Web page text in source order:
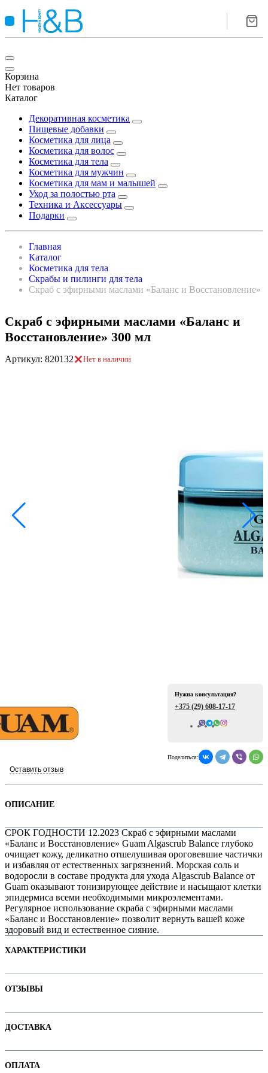
Корзина
Нет товаров
Каталог
Декоративная косметика
Пищевые добавки
Косметика для лица
Косметика для волос
Косметика для тела
Косметика для мужчин
Косметика для мам и малышей
Уход за полостью рта
Техника и Аксессуары
Подарки
Главная
Каталог
Косметика для тела
Скрабы и пилинги для тела
Скраб с эфирными маслами «Баланс и Восстановление»
Скраб с эфирными маслами «Баланс и
Восстановление» 300 мл
Артикул: 820132 Нет в наличии
Всего отзывов: 0
Оставить отзыв
Нужна консультация?
+375 (29) 608-17-17
Поделиться:
ОПИСАНИЕ
СРОК ГОДНОСТИ 12.2023 Скраб с эфирными маслами
«Баланс и Восстановление» Guam Algascrub Balance глубоко
очищает кожу, деликатно отшелушивая ороговевшие частички
и избавляя от естественных загрязнений. Морская соль и
водоросли в составе продукта для ухода Algascrub Balance от
Guam оказывают тонизирующее действие и насыщают клетки
эпидермиса всеми необходимыми микроэлементами.
Регулярное использование скраба с эфирными маслами
«Баланс и Восстановление» позволит вернуть вашей коже
здоровый вид и естественное сияние.
ХАРАКТЕРИСТИКИ
Категория
Скрабы и пилинги для тела
Бренд
ОТЗЫВЫ
ДОСТАВКА
В интернет-магазине доступны варианты доставки:
ОПЛАТА